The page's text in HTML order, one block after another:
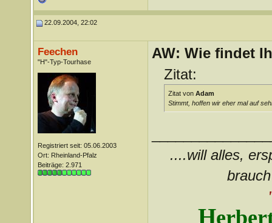
22.09.2004, 22:02
Feechen
"H"-Typ-Tourhase
Registriert seit: 05.06.2003
Ort: Rheinland-Pfalz
Beiträge: 2.971
AW: Wie findet
Zitat:
Zitat von Adam
Stimmt, hoffen wir eher mal auf
....will alles,
Herber